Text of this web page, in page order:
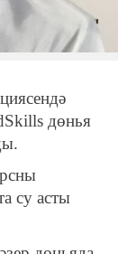
дөнья
су асты